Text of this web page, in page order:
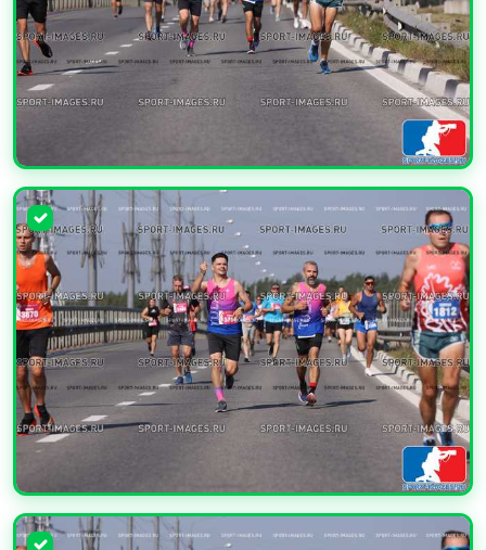
УВЕЛИЧИТЬ
УВЕЛИЧИТЬ